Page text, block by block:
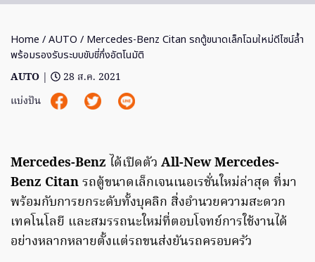
Home /AUTO / Mercedes-Benz Citan รถตู้ขนาดเล็กโฉมใหม่ดีไซน์ล้ำ
พร้อมรองรับระบบขับขี่กึ่งอัตโนมัติ
AUTO |
28 ส.ค. 2021
แบ่งปัน
Mercedes-Benz ได้เปิดตัว All-New Mercedes-
Benz Citanรถตู้ขนาดเล็กเจนเนอเรชั่นใหม่ล่าสุด ที่มา
พร้อมกับการยกระดับทั้งบุคลิก สิ่งอำนวยความสะดวก
เทคโนโลยี และสมรรถนะใหม่ที่ตอบโจทย์การใช้งานได้
อย่างหลากหลายตั้งแต่รถขนส่งยันรถครอบครัว